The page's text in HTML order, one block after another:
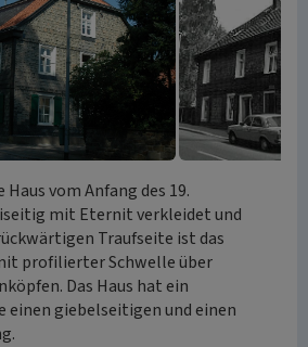
vom Anfang des 19.
mit Eternit verkleidet und
Traufseite ist das
profilierter Schwelle über
Das Haus hat ein
einen giebelseitigen und einen